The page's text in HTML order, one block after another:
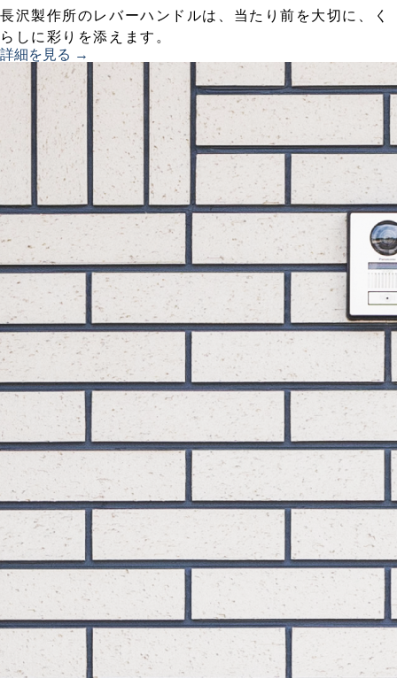
長沢製作所のレバーハンドルは、当たり前を大切に、く
らしに彩りを添えます。
詳細を見る →